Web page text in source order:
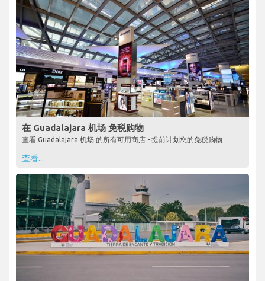
在 Guadalajara 机场 免税购物
查看 Guadalajara 机场 的所有可用商店 - 提前计划您的免税购物
查看...